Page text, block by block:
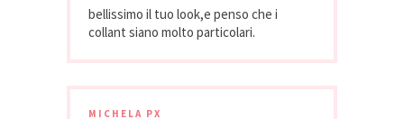
bellissimo il tuo look,e penso che i
collant siano molto particolari.
MICHELA PX